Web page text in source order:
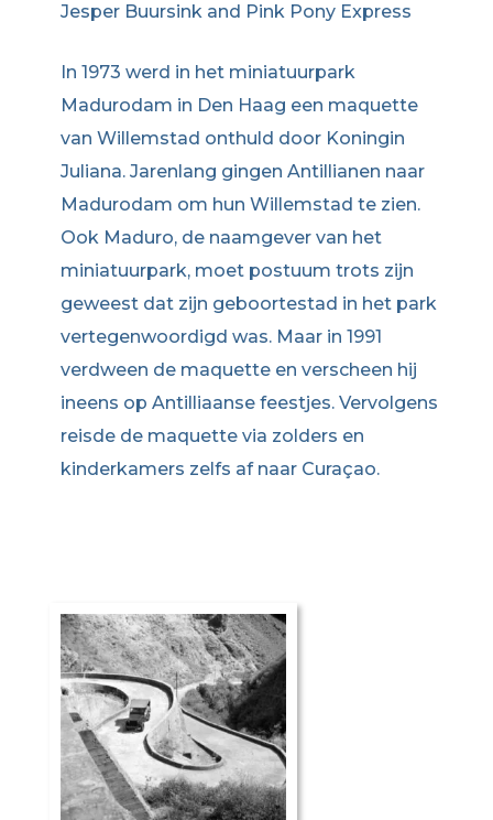
Jesper Buursink and Pink Pony Express
In 1973 werd in het miniatuurpark
Madurodam in Den Haag een maquette
van Willemstad onthuld door Koningin
Juliana. Jarenlang gingen Antillianen naar
Madurodam om hun Willemstad te zien.
Ook Maduro, de naamgever van het
miniatuurpark, moet postuum trots zijn
geweest dat zijn geboortestad in het park
vertegenwoordigd was. Maar in 1991
verdween de maquette en verscheen hij
ineens op Antilliaanse feestjes. Vervolgens
reisde de maquette via zolders en
kinderkamers zelfs af naar Curaçao.